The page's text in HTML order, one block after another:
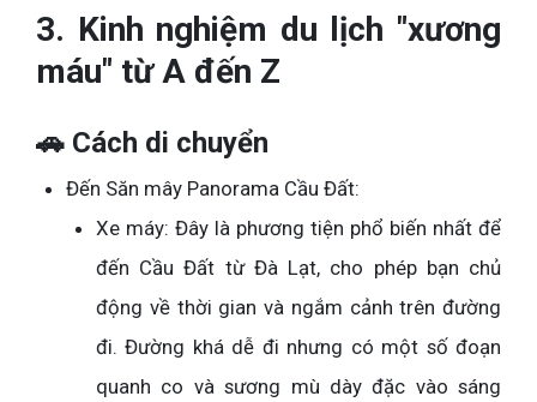
3. Kinh nghiệm du lịch "xương
máu" từ A đến Z
🚗 Cách di chuyển
Đến Săn mây Panorama Cầu Đất:
Xe máy: Đây là phương tiện phổ biến nhất để
đến Cầu Đất từ Đà Lạt, cho phép bạn chủ
động về thời gian và ngắm cảnh trên đường
đi. Đường khá dễ đi nhưng có một số đoạn
quanh co và sương mù dày đặc vào sáng